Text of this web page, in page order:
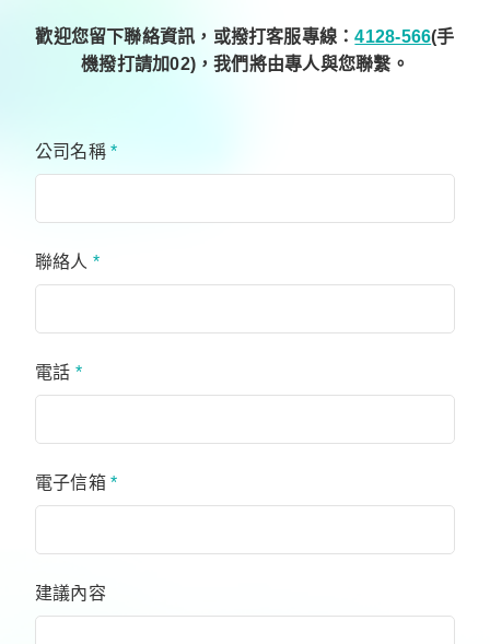
歡迎您留下聯絡資訊，或撥打客服專線：4128-566(手
機撥打請加02)，我們將由專人與您聯繫。
公司名稱*
聯絡人 *
電話 *
電子信箱*
建議內容